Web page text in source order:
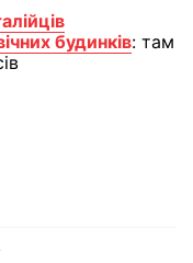
будинків: там
у Viber
у Whatsapp
у Messenger
у LinkedIn
у Google news
у Viber
у LinkedIn